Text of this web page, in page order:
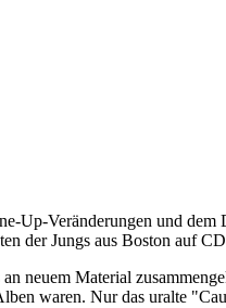
Up-Veränderungen und dem
der Jungs aus Boston auf CD
neuem Material
waren. Nur das uralte